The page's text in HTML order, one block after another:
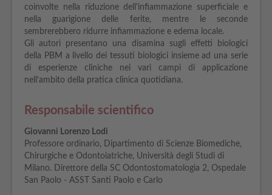
coinvolte nella riduzione dell'infiammazione superficiale e
nella guarigione delle ferite, mentre le seconde
sembrerebbero ridurre infiammazione e edema locale.
Gli autori presentano una disamina sugli effetti biologici
della PBM a livello dei tessuti biologici insieme ad una serie
di esperienze cliniche nei vari campi di applicazione
nell’ambito della pratica clinica quotidiana.
Responsabile scientifico
Giovanni Lorenzo Lodi
Professore ordinario, Dipartimento di Scienze Biomediche,
Chirurgiche e Odontoiatriche, Università degli Studi di
Milano. Direttore della SC Odontostomatologia 2, Ospedale
San Paolo - ASST Santi Paolo e Carlo